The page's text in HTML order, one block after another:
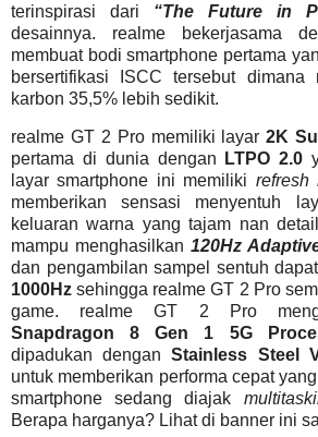
terinspirasi dari “The Future in
desainnya. realme bekerjasama
membuat bodi smartphone pertama
bersertifikasi ISCC tersebut dimana
karbon 35,5% lebih sedikit.
realme GT 2 Pro memiliki layar2K
pertama di dunia dengan
LTPO 2.0
layar smartphone ini memiliki refresh
memberikan sensasi menyentuh
keluaran warna yang tajam nan
mampu menghasilkan 120Hz
dan pengambilan sampel sentuh
1000Hz sehingga realme GT 2 Pro
game. realme GT 2 Pro
Snapdragon 8 Gen 1 5G
dipadukan denganStainless Steel
untuk memberikan performa cepat
smartphone sedang diajak
Berapa harganya? Lihat di banner ini